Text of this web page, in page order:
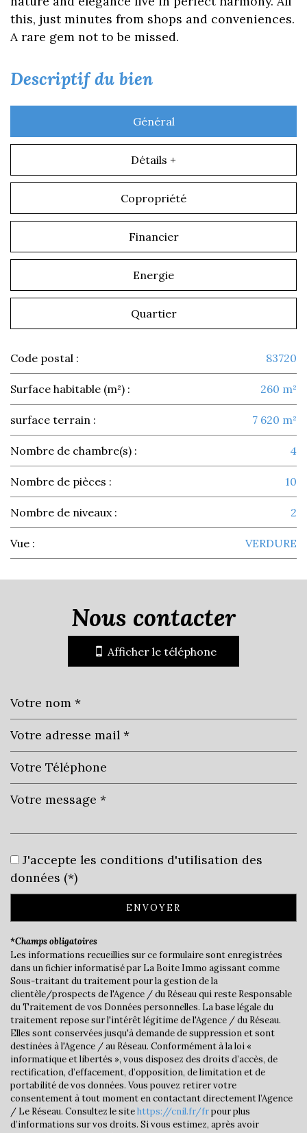
this, just minutes from shops and conveniences.
A rare gem not to be missed.
descriptif du bien
Général
Détails +
Copropriété
Financier
Energie
Quartier
Code postal : 83720
Surface habitable (m²) : 260 m²
surface terrain : 7 620 m²
Nombre de chambre(s) : 4
Nombre de pièces : 10
Nombre de niveaux : 2
Vue : VERDURE
statistiques
Nombre d'habitants
5 562
Propriétaires (vs. locataires)
72,21 %
Taxe habitation
Taxe foncière
17,88 %
Habitants de moins de 25 ans
Habitants de 25 à 55 ans
37,67 %
Habitants de plus de 55 ans
35,71 %
Nombre d'enfants par famille
Familles sans enfant
54,59 %
Familles avec 1 ou 2 enfants
39,45 %
Maisons
nous contacter
Afficher le téléphone
J'accepte les conditions d'utilisation des
données (*)
ENVOYER
*Champs obligatoires
Les informations recueillies sur ce formulaire sont enregistrées
dans un fichier informatisé par La Boite Immo agissant comme
Sous-traitant du traitement pour la gestion de la
clientèle/prospects de l'Agence / du Réseau qui reste Responsable
du Traitement de vos Données personnelles. La base légale du
traitement repose sur l'intérêt légitime de l'Agence / du Réseau.
Elles sont conservées jusqu'à demande de suppression et sont
destinées à l'Agence / au Réseau. Conformément à la loi «
informatique et libertés », vous disposez des droits d’accès, de
rectification, d’effacement, d’opposition, de limitation et de
portabilité de vos données. Vous pouvez retirer votre
consentement à tout moment en contactant directement l’Agence
/ Le Réseau. Consultez le sitehttps://cnil.fr/frpour plus
d’informations sur vos droits. Si vous estimez, après avoir